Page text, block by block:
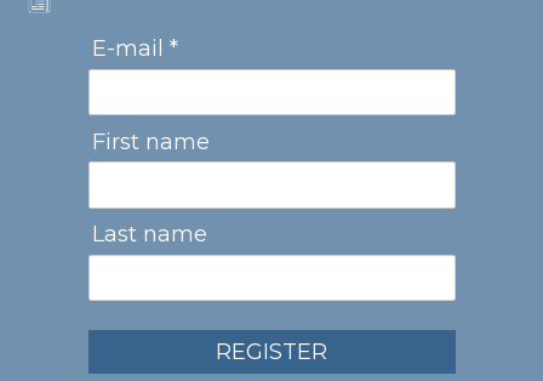
E-mail *
First name
Last name
REGISTER